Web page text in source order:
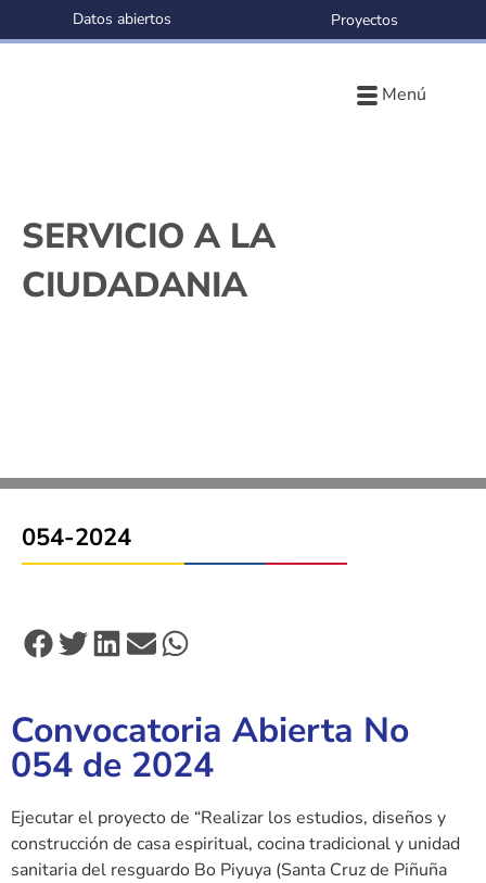
Menú
Datos abiertos Proyectos
SERVICIO A LA
CIUDADANIA
054-2024
Convocatoria Abierta No
054 de 2024
Ejecutar el proyecto de “Realizar los estudios, diseños y
construcción de casa espiritual, cocina tradicional y unidad
sanitaria del resguardo Bo Piyuya (Santa Cruz de Piñuña